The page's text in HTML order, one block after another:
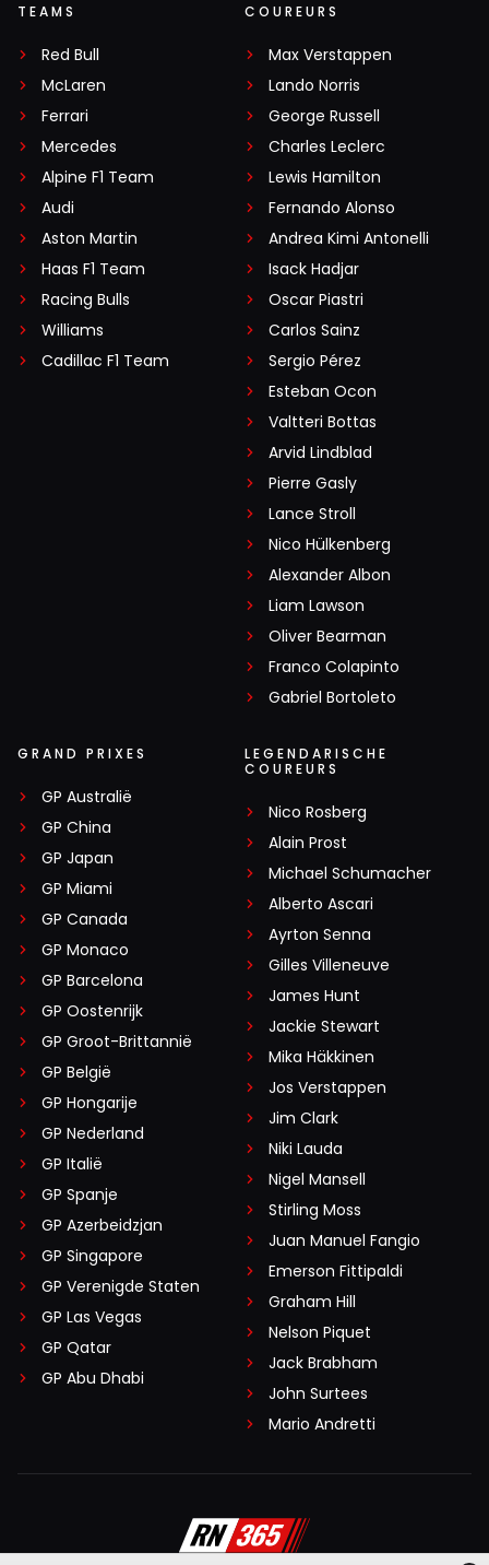
2 oktober 2025 08:27
Hahahahaha ik ga stuk 😂😂
Karrenmaar
Fair enough
armand-sontohartono#84879
2 oktober 2025 16:40
Het misverstand was ontstaan doordat Kravitz het woord
" stolen" had gebruikt , wat in het Engels ook bedoeld
wordt " voor de voeten wegmaaien " of ook wel "
weggegrist " . Recentelijk ook nog bij de kwalificatie in
Monza had Martin Brundel dat woord ook gebruikt , toen
Max de pole bij Lando weggraaide . Heel gangbaar en
Meepraten? Dat kan! Je hoeft je alleen maar aan te
melden met een RN365-account.
INLOGGEN AANMELDEN
TEAMS
Red Bull
McLaren
Ferrari
Mercedes
Alpine F1 Team
Audi
Aston Martin
Haas F1 Team
Racing Bulls
Williams
Cadillac F1 Team
COUREURS
Max Verstappen
Lando Norris
George Russell
Charles Leclerc
Lewis Hamilton
Fernando Alonso
Andrea Kimi Antonelli
Isack Hadjar
Oscar Piastri
Carlos Sainz
Sergio Pérez
Esteban Ocon
Valtteri Bottas
Arvid Lindblad
Pierre Gasly
Lance Stroll
Nico Hülkenberg
Alexander Albon
Liam Lawson
Oliver Bearman
Franco Colapinto
Gabriel Bortoleto
GRAND PRIXES
GP Australië
GP China
GP Japan
GP Miami
GP Canada
GP Monaco
GP Barcelona
GP Oostenrijk
GP Groot-Brittannië
GP België
GP Hongarije
GP Nederland
GP Italië
GP Spanje
GP Azerbeidzjan
GP Singapore
GP Verenigde Staten
GP Las Vegas
GP Qatar
GP Abu Dhabi
LEGENDARISCHE
COUREURS
Nico Rosberg
Alain Prost
Michael Schumacher
Alberto Ascari
Ayrton Senna
Gilles Villeneuve
James Hunt
Jackie Stewart
Mika Häkkinen
Jos Verstappen
Jim Clark
Niki Lauda
Nigel Mansell
Stirling Moss
Juan Manuel Fangio
Emerson Fittipaldi
Graham Hill
Nelson Piquet
Jack Brabham
John Surtees
Mario Andretti